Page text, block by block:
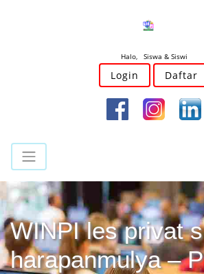
Halo, Siswa & Siswi
Login Daftar
WINPI les privat
harapanmulya –